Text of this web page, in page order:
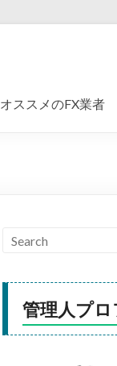
オススメのFX業者
管理人プ